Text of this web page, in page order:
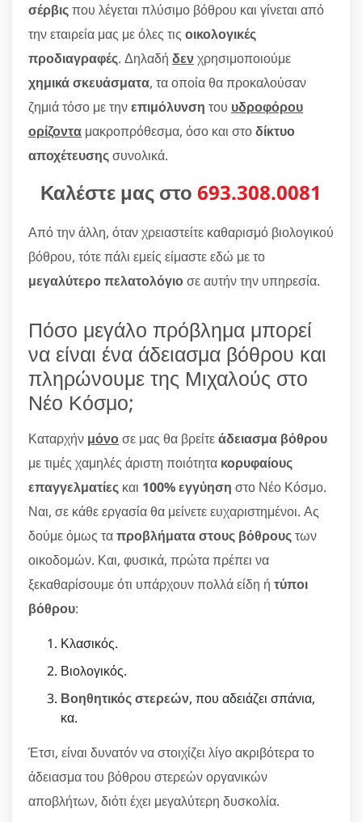
σέρβιςπου λέγεται πλύσιμο βόθρου και γίνεται από
την εταιρεία μας με όλες τις οικολογικές
προδιαγραφές. Δηλαδή δενχρησιμοποιούμε
χημικά σκευάσματα, τα οποία θα προκαλούσαν
ζημιά τόσο με τηνεπιμόλυνση του υδροφόρου
ορίζοντα μακροπρόθεσμα, όσο και στοδίκτυο
αποχέτευσηςσυνολικά.
Καλέστε μας στο 693.308.0081
Από την άλλη, όταν χρειαστείτε καθαρισμό βιολογικού
βόθρου, τότε πάλι εμείς είμαστε εδώ με το
μεγαλύτερο πελατολόγιοσε αυτήν την υπηρεσία.
Πόσο μεγάλο πρόβλημα μπορεί
να είναι ένα άδειασμα βόθρου και
πληρώνουμε της Μιχαλούς στο
Νέο Κόσμο;
Καταρχήν μόνοσε μας θα βρείτεάδειασμα βόθρου
με τιμές χαμηλές άριστη ποιότητα κορυφαίους
επαγγελματίες και 100% εγγύηση στο Νέο Κόσμο.
Ναι, σε κάθε εργασία θα μείνετε ευχαριστημένοι. Ας
δούμε όμως ταπροβλήματα στους βόθρουςτων
οικοδομών. Και, φυσικά, πρώτα πρέπει να
ξεκαθαρίσουμε ότι υπάρχουν πολλά είδη ή τύποι
βόθρου:
Κλασικός.
Βιολογικός.
Βοηθητικός στερεών, που αδειάζει σπάνια,
κα.
Έτσι, είναι δυνατόν να στοιχίζει λίγο ακριβότερα το
άδειασμα του βόθρου στερεών οργανικών
αποβλήτων, διότι έχει μεγαλύτερη δυσκολία.